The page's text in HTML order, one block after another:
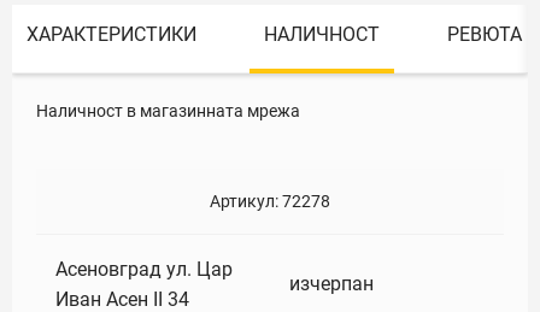
ХАРАКТЕРИСТИКИ НАЛИЧНОСТ РЕВЮТА
Наличност в магазинната мрежа
Артикул:72278
Асеновград ул. Цар
Иван Асен II 34
изчерпан